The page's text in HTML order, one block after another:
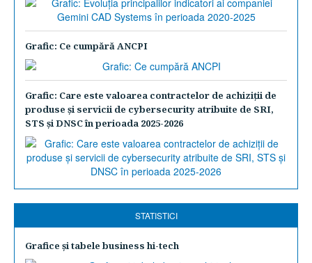
Grafic: Ce cumpără ANCPI
Grafic: Care este valoarea contractelor de achiziţii de
produse şi servicii de cybersecurity atribuite de SRI,
STS şi DNSC în perioada 2025-2026
STATISTICI
Grafice şi tabele business hi-tech